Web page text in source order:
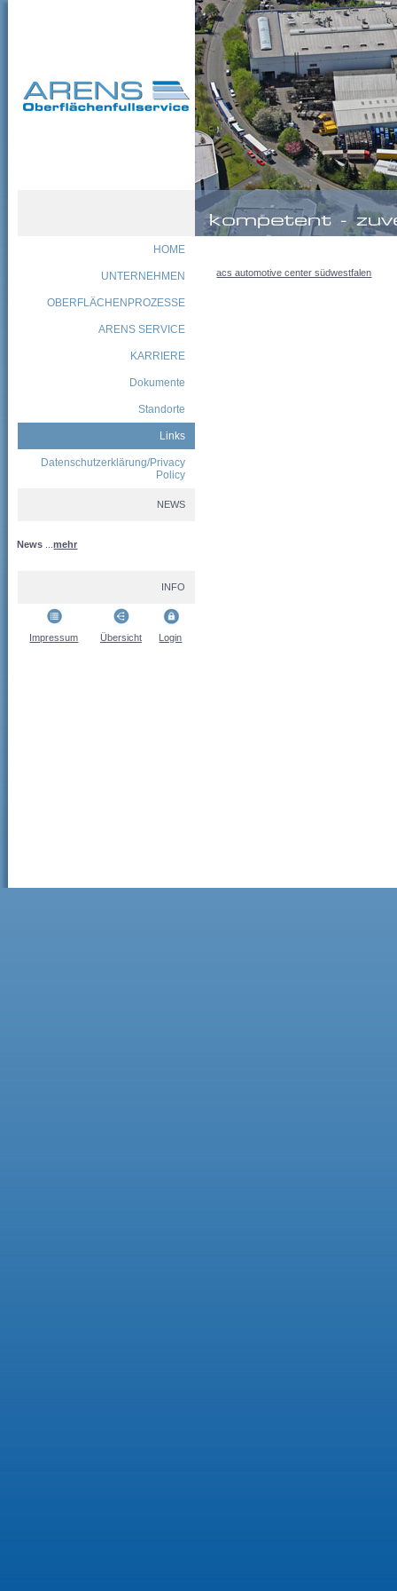
HOME
UNTERNEHMEN
OBERFLÄCHENPROZESSE
ARENS SERVICE
KARRIERE
Dokumente
Standorte
Links
Datenschutzerklärung/Privacy
Policy
NEWS
News ...mehr
INFO
Impressum Übersicht Login
acs automotive center südwestfalen